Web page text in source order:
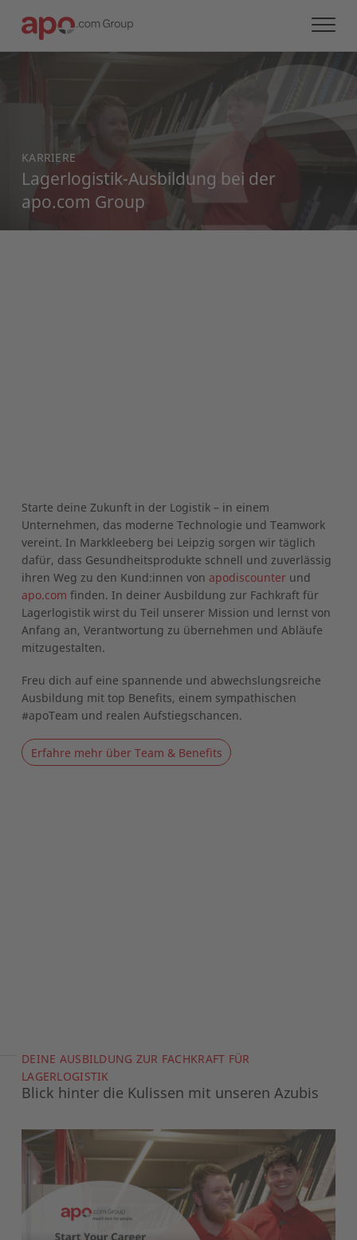
KARRIERE
Lagerlogistik-Ausbildung bei der
apo.com Group
Starte deine Zukunft in der Logistik – in einem
Unternehmen, das moderne Technologie und Teamwork
vereint. In Markkleeberg bei Leipzig sorgen wir täglich
dafür, dass Gesundheitsprodukte schnell und zuverlässig
ihren Weg zu den Kund:innen von apodiscounter und
apo.com finden. In deiner Ausbildung zur Fachkraft für
Lagerlogistik wirst du Teil unserer Mission und lernst von
Anfang an, Verantwortung zu übernehmen und Abläufe
mitzugestalten.
Freu dich auf eine spannende und abwechslungsreiche
Ausbildung mit top Benefits, einem sympathischen
#apoTeam und realen Aufstiegschancen.
Erfahre mehr über Team & Benefits
DEINE AUSBILDUNG ZUR FACHKRAFT FÜR
LAGERLOGISTIK
Blick hinter die Kulissen mit unseren Azubis